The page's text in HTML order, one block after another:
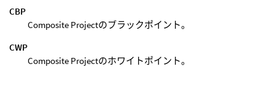
CBP
Composite Projectのブラックポイント。
CWP
Composite Projectのホワイトポイント。